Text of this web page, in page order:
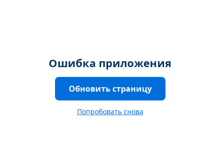
Ошибка приложения
Обновить страницу
Попробовать снова